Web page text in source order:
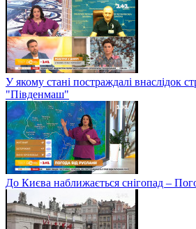
У якому стані постраждалі внаслідок
"Південмаш"
До Києва наближається снігопад –